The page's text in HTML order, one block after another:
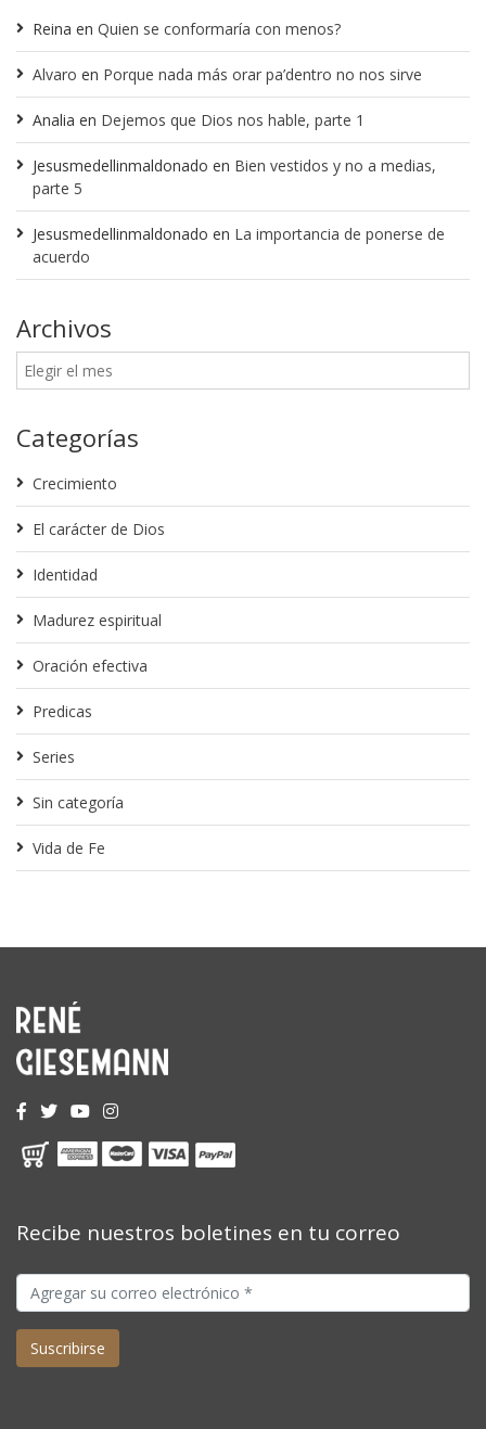
Reina en Quien se conformaría con menos?
Alvaro en Porque nada más orar pa’dentro no nos sirve
Analia en Dejemos que Dios nos hable, parte 1
Jesusmedellinmaldonado en Bien vestidos y no a medias,
parte 5
Jesusmedellinmaldonado en La importancia de ponerse de
acuerdo
Archivos
Categorías
Crecimiento
El carácter de Dios
Identidad
Madurez espiritual
Oración efectiva
Predicas
Series
Sin categoría
Vida de Fe
Recibe nuestros boletines en tu correo